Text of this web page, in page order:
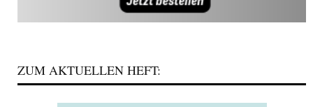
ZUM AKTUELLEN HEFT: